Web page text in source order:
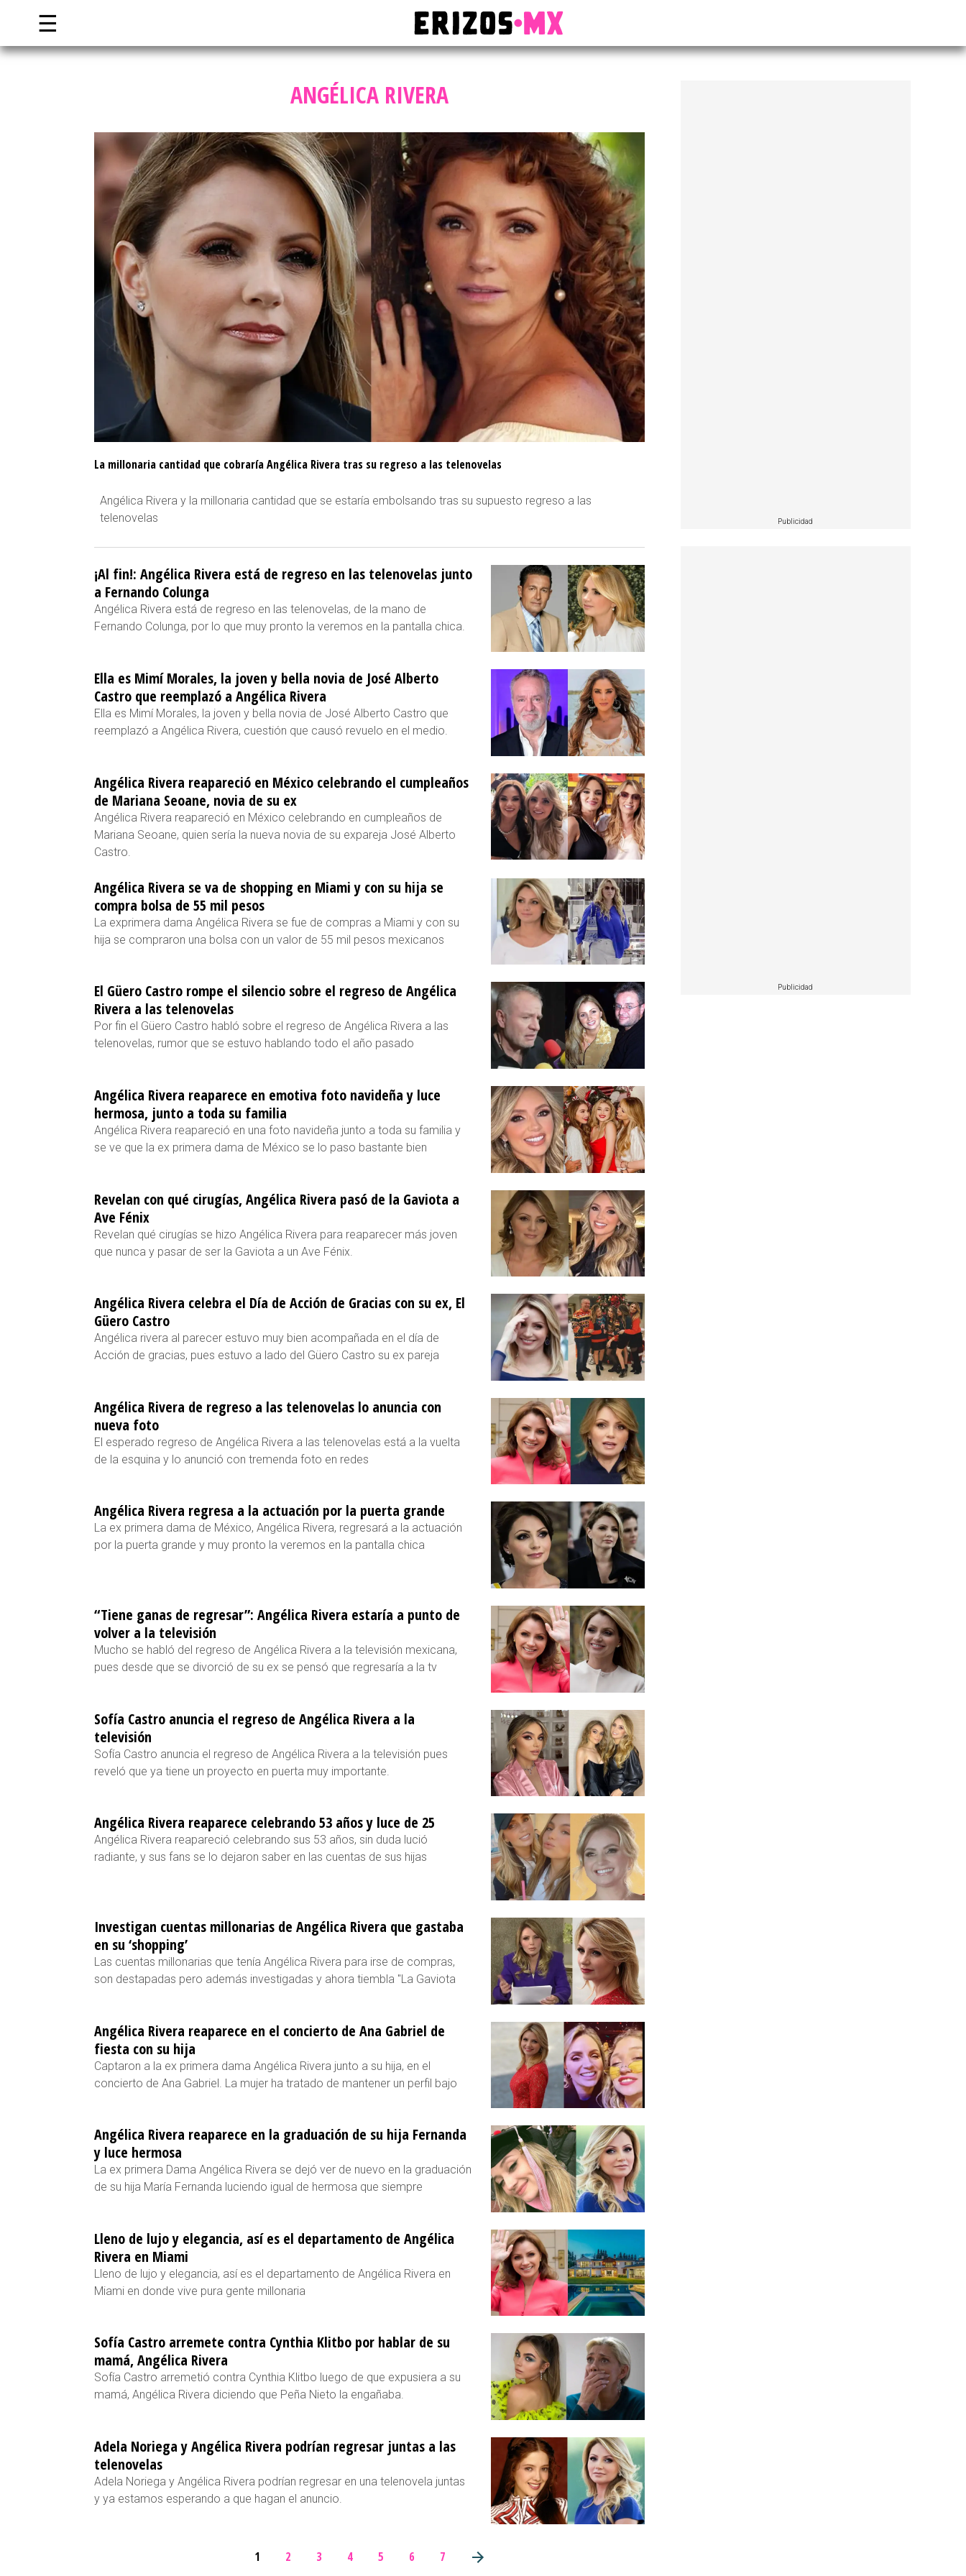
☰
ANGÉLICA RIVERA
La millonaria cantidad que cobraría Angélica Rivera tras su regreso a las telenovelas
Angélica Rivera y la millonaria cantidad que se estaría embolsando tras su supuesto regreso a las
telenovelas
¡Al fin!: Angélica Rivera está de regreso en las telenovelas junto
a Fernando Colunga
Angélica Rivera está de regreso en las telenovelas, de la mano de
Fernando Colunga, por lo que muy pronto la veremos en la pantalla chica.
Ella es Mimí Morales, la joven y bella novia de José Alberto
Castro que reemplazó a Angélica Rivera
Ella es Mimí Morales, la joven y bella novia de José Alberto Castro que
reemplazó a Angélica Rivera, cuestión que causó revuelo en el medio.
Angélica Rivera reapareció en México celebrando el cumpleaños
de Mariana Seoane, novia de su ex
Angélica Rivera reapareció en México celebrando en cumpleaños de
Mariana Seoane, quien sería la nueva novia de su expareja José Alberto
Castro.
Angélica Rivera se va de shopping en Miami y con su hija se
compra bolsa de 55 mil pesos
La exprimera dama Angélica Rivera se fue de compras a Miami y con su
hija se compraron una bolsa con un valor de 55 mil pesos mexicanos
El Güero Castro rompe el silencio sobre el regreso de Angélica
Rivera a las telenovelas
Por fin el Güero Castro habló sobre el regreso de Angélica Rivera a las
telenovelas, rumor que se estuvo hablando todo el año pasado
Angélica Rivera reaparece en emotiva foto navideña y luce
hermosa, junto a toda su familia
Angélica Rivera reapareció en una foto navideña junto a toda su familia y
se ve que la ex primera dama de México se lo paso bastante bien
Revelan con qué cirugías, Angélica Rivera pasó de la Gaviota a
Ave Fénix
Revelan qué cirugías se hizo Angélica Rivera para reaparecer más joven
que nunca y pasar de ser la Gaviota a un Ave Fénix.
Angélica Rivera celebra el Día de Acción de Gracias con su ex, El
Güero Castro
Angélica rivera al parecer estuvo muy bien acompañada en el día de
Acción de gracias, pues estuvo a lado del Güero Castro su ex pareja
Angélica Rivera de regreso a las telenovelas lo anuncia con
nueva foto
El esperado regreso de Angélica Rivera a las telenovelas está a la vuelta
de la esquina y lo anunció con tremenda foto en redes
Angélica Rivera regresa a la actuación por la puerta grande
La ex primera dama de México, Angélica Rivera, regresará a la actuación
por la puerta grande y muy pronto la veremos en la pantalla chica
“Tiene ganas de regresar”: Angélica Rivera estaría a punto de
volver a la televisión
Mucho se habló del regreso de Angélica Rivera a la televisión mexicana,
pues desde que se divorció de su ex se pensó que regresaría a la tv
Sofía Castro anuncia el regreso de Angélica Rivera a la
televisión
Sofía Castro anuncia el regreso de Angélica Rivera a la televisión pues
reveló que ya tiene un proyecto en puerta muy importante.
Angélica Rivera reaparece celebrando 53 años y luce de 25
Angélica Rivera reapareció celebrando sus 53 años, sin duda lució
radiante, y sus fans se lo dejaron saber en las cuentas de sus hijas
Investigan cuentas millonarias de Angélica Rivera que gastaba
en su ‘shopping’
Las cuentas millonarias que tenía Angélica Rivera para irse de compras,
son destapadas pero además investigadas y ahora tiembla "La Gaviota
Angélica Rivera reaparece en el concierto de Ana Gabriel de
fiesta con su hija
Captaron a la ex primera dama Angélica Rivera junto a su hija, en el
concierto de Ana Gabriel. La mujer ha tratado de mantener un perfil bajo
Angélica Rivera reaparece en la graduación de su hija Fernanda
y luce hermosa
La ex primera Dama Angélica Rivera se dejó ver de nuevo en la graduación
de su hija María Fernanda luciendo igual de hermosa que siempre
Lleno de lujo y elegancia, así es el departamento de Angélica
Rivera en Miami
Lleno de lujo y elegancia, así es el departamento de Angélica Rivera en
Miami en donde vive pura gente millonaria
Sofía Castro arremete contra Cynthia Klitbo por hablar de su
mamá, Angélica Rivera
Sofía Castro arremetió contra Cynthia Klitbo luego de que expusiera a su
mamá, Angélica Rivera diciendo que Peña Nieto la engañaba.
Adela Noriega y Angélica Rivera podrían regresar juntas a las
telenovelas
Adela Noriega y Angélica Rivera podrían regresar en una telenovela juntas
y ya estamos esperando a que hagan el anuncio.
1 2 3 4 5 6 7
Publicidad
Publicidad